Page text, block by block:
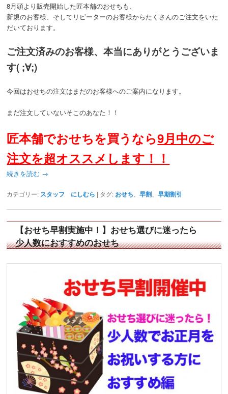
8月頭より販売開始した匠本舗のおせちも、
新規のお客様、そしてリピーターのお客様からたくさんのご注文をいた
だいております。
ご注文済みのお客様、本当にありがとうございま
す( ;∀;)
今回はおせちの注文はまだのお客様へのご案内になります。
まだ注文していないそこのあなた！！
匠本舗でおせちを買うなら9月中のご
注文を超オススメします！！
続きを読む →
カテゴリー: スタッフ にしむら | タグ: おせち 、早割 、早期割引
【おせち早割実施中！】おせち選びに迷ったら
少人数におすすめのおせち